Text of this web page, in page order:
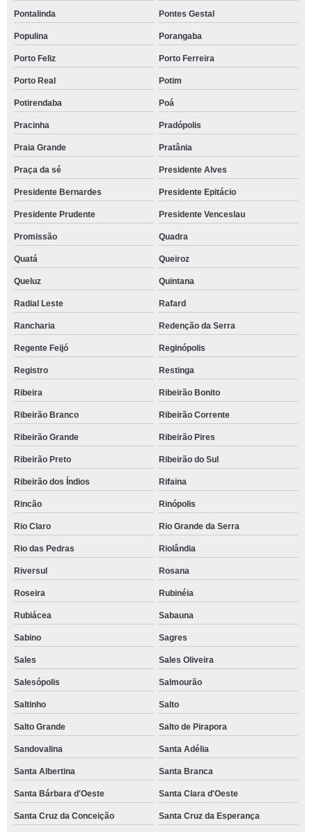
Pontalinda Pontes Gestal
Populina Porangaba
Porto Feliz Porto Ferreira
Porto Real Potim
Potirendaba Poá
Pracinha Pradópolis
Praia Grande Pratânia
Praça da sé Presidente Alves
Presidente Bernardes Presidente Epitácio
Presidente Prudente Presidente Venceslau
Promissão Quadra
Quatá Queiroz
Queluz Quintana
Radial Leste Rafard
Rancharia Redenção da Serra
Regente Feijó Reginópolis
Registro Restinga
Ribeira Ribeirão Bonito
Ribeirão Branco Ribeirão Corrente
Ribeirão Grande Ribeirão Pires
Ribeirão Preto Ribeirão do Sul
Ribeirão dos Índios Rifaina
Rincão Rinópolis
Rio Claro Rio Grande da Serra
Rio das Pedras Riolândia
Riversul Rosana
Roseira Rubinéia
Rubiácea Sabauna
Sabino Sagres
Sales Sales Oliveira
Salesópolis Salmourão
Saltinho Salto
Salto Grande Salto de Pirapora
Sandovalina Santa Adélia
Santa Albertina Santa Branca
Santa Bárbara d'Oeste Santa Clara d'Oeste
Santa Cruz da Conceição Santa Cruz da Esperança